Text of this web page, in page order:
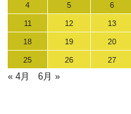
4 5 6
11 12 13
18 19 20
25 26 27
« 4月 6月 »